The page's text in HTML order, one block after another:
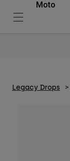
Moto
Legacy Drops